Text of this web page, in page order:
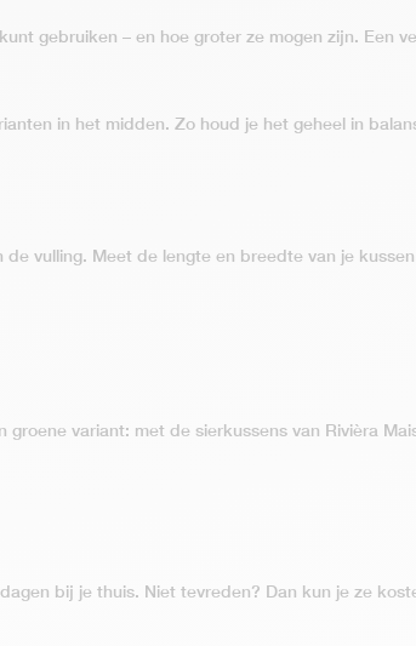
gebruiken – en hoe groter ze mogen zijn. Een
in het midden. Zo houd je het geheel in
vulling. Meet de lengte en breedte van je
variant: met de sierkussens van Rivièra
bij je thuis. Niet tevreden? Dan kun je ze